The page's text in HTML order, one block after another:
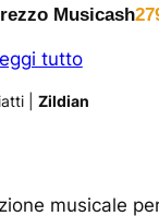
Musicash
tutto
| Zildian
musicale